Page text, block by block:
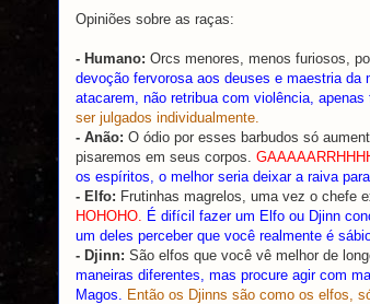
Opiniões sobre as raças:
- Humano: Orcs menores, menos furiosos,
devoção fervorosa aos deuses e maestria
atacarem, não retribua com violência, apenas
ser julgados individualmente.
- Anão: O ódio por esses barbudos só
pisaremos em seus corpos.
os espíritos, o melhor seria deixar a raiva para
- Elfo: Frutinhas magrelos, uma vez o chefe
HOHOHO. É difícil fazer um Elfo ou Djinn
um deles perceber que você realmente é
- Djinn: São elfos que você vê melhor de
maneiras diferentes, mas procure agir com
Magos. Então os Djinns são como os elfos,